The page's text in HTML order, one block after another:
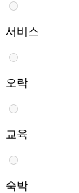
서비스
오락
교육
숙박